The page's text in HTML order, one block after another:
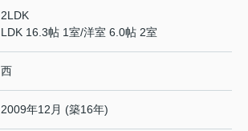
2LDK
LDK 16.3帖 1室/洋室 6.0帖 2室
西
2009年12月 (築16年)